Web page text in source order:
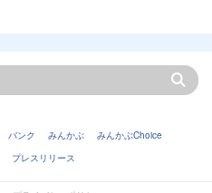
バンク みんかぶ
みんかぶChoice
プレスリリース